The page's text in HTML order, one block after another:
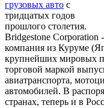
грузовых авто с
тридцатых годов
прошлого столетия.
Bridgestone Corporation -
компания из Куруме
крупнейших мировых
торговой маркой
авиатранспорта,
автомобилей. В
странах, теперь и в